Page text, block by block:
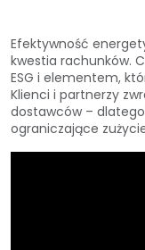
Efektywność
kwestia rachunków.
ESG i elementem,
Klienci i partnerzy
dostawców –
ograniczające